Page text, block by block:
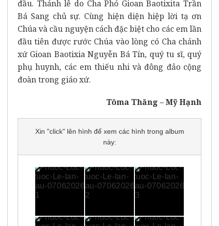
đầu. Thánh lễ do Cha Phó Gioan Baotixita Trần
Bá Sang chủ sự. Cùng hiện diện hiệp lời tạ ơn
Chúa và cầu nguyện cách đặc biệt cho các em lần
đầu tiên được rước Chúa vào lòng có Cha chánh
xứ Gioan Baotixia Nguyễn Bá Tín, quý tu sĩ, quý
phụ huynh, các em thiếu nhi và đông đảo cộng
đoàn trong giáo xứ.
Tôma Thăng – Mỹ Hạnh
Xin "click" lên hình để xem các hình trong album
này: